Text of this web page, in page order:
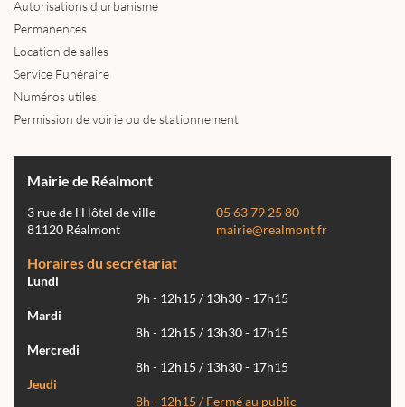
Autorisations d'urbanisme
Permanences
Location de salles
Service Funéraire
Numéros utiles
Permission de voirie ou de stationnement
Mairie de Réalmont
3 rue de l'Hôtel de ville
81120 Réalmont
05 63 79 25 80
mairie@realmont.fr
Horaires du secrétariat
Lundi
9h - 12h15 / 13h30 - 17h15
Mardi
8h - 12h15 / 13h30 - 17h15
Mercredi
8h - 12h15 / 13h30 - 17h15
Jeudi
8h - 12h15 / Fermé au public